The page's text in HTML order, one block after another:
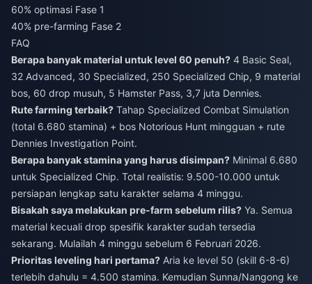
60% optimasi Fase 1
40% pre-farming Fase 2
FAQ
Berapa banyak material untuk level 60 penuh? 4 Basic Seal,
32 Advanced, 30 Specialized, 250 Specialized Chip, 9 material
bos, 60 drop musuh, 5 Hamster Pass, 3,7 juta Dennies.
Rute farming terbaik? Tahap Specialized Combat Simulation
(total 6.680 stamina) + bos Notorious Hunt mingguan + rute
Dennies Investigation Point.
Berapa banyak stamina yang harus disimpan? Minimal 6.680
untuk Specialized Chip. Total realistis: 9.500-10.000 untuk
persiapan lengkap satu karakter selama 4 minggu.
Bisakah saya melakukan pre-farm sebelum rilis? Ya. Semua
material kecuali drop spesifik karakter sudah tersedia
sekarang. Mulailah 4 minggu sebelum 6 Februari 2026.
Prioritas leveling hari pertama? Aria ke level 50 (skill 6-8-6)
terlebih dahulu = 4.500 stamina. Kemudian Sunna/Nangong ke